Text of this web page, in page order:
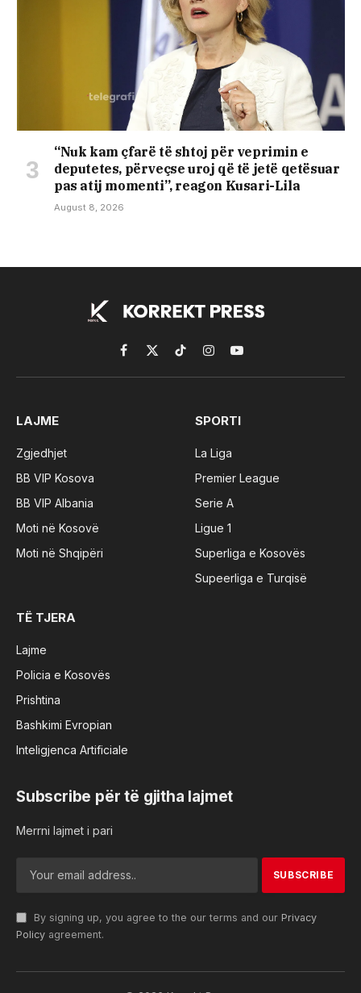
“Nuk kam çfarë të shtoj për veprimin e
deputetes, përveçse uroj që të jetë qetësuar
pas atij momenti”, reagon Kusari-Lila
August 8, 2026
Facebook
X
(Twitter)
TikTokInstagramYouTube
LAJME
Zgjedhjet
BB VIP Kosova
BB VIP Albania
Moti në Kosovë
Moti në Shqipëri
SPORTI
La Liga
Premier League
Serie A
Ligue 1
Superliga e Kosovës
Supeerliga e Turqisë
TË TJERA
Lajme
Policia e Kosovës
Prishtina
Bashkimi Evropian
Inteligjenca Artificiale
Subscribe për të gjitha lajmet
Merrni lajmet i pari
By signing up, you agree to the our terms and our Privacy
Policy agreement.